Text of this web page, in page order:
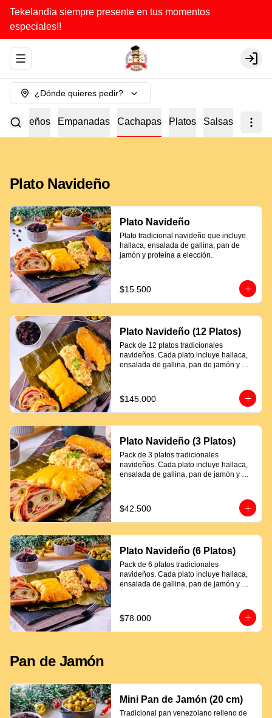
Tekelandia siempre presente en tus momentos
especiales!!
Abrir menu de navegación Login
¿Dónde quieres pedir?
Tequeños Empanadas Cachapas Platos Salsas
Plato Navideño
Plato Navideño
Plato tradicional navideño que incluye
hallaca, ensalada de gallina, pan de
jamón y proteína a elección.
$15.500
Plato Navideño (12 Platos)
Pack de 12 platos tradicionales
navideños. Cada plato incluye hallaca,
ensalada de gallina, pan de jamón y
$145.000
Plato Navideño (3 Platos)
Pack de 3 platos tradicionales
navideños. Cada plato incluye hallaca,
ensalada de gallina, pan de jamón y
$42.500
Plato Navideño (6 Platos)
Pack de 6 platos tradicionales
navideños. Cada plato incluye hallaca,
ensalada de gallina, pan de jamón y
$78.000
Pan de Jamón
Mini Pan de Jamón (20 cm)
Tradicional pan venezolano relleno de